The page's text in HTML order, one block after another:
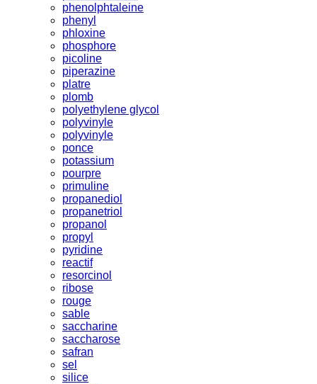
phenolphtaleine
phenyl
phloxine
phosphore
picoline
piperazine
platre
plomb
polyethylene glycol
polyvinyle
polyvinyle
ponce
potassium
pourpre
primuline
propanediol
propanetriol
propanol
propyl
pyridine
reactif
resorcinol
ribose
rouge
sable
saccharine
saccharose
safran
sel
silice